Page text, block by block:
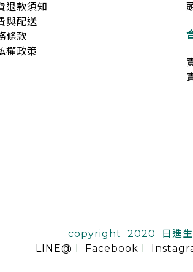
退款須知
與配送
條款
權政策
copyright 2020 日進生
LINE@ I Facebook I